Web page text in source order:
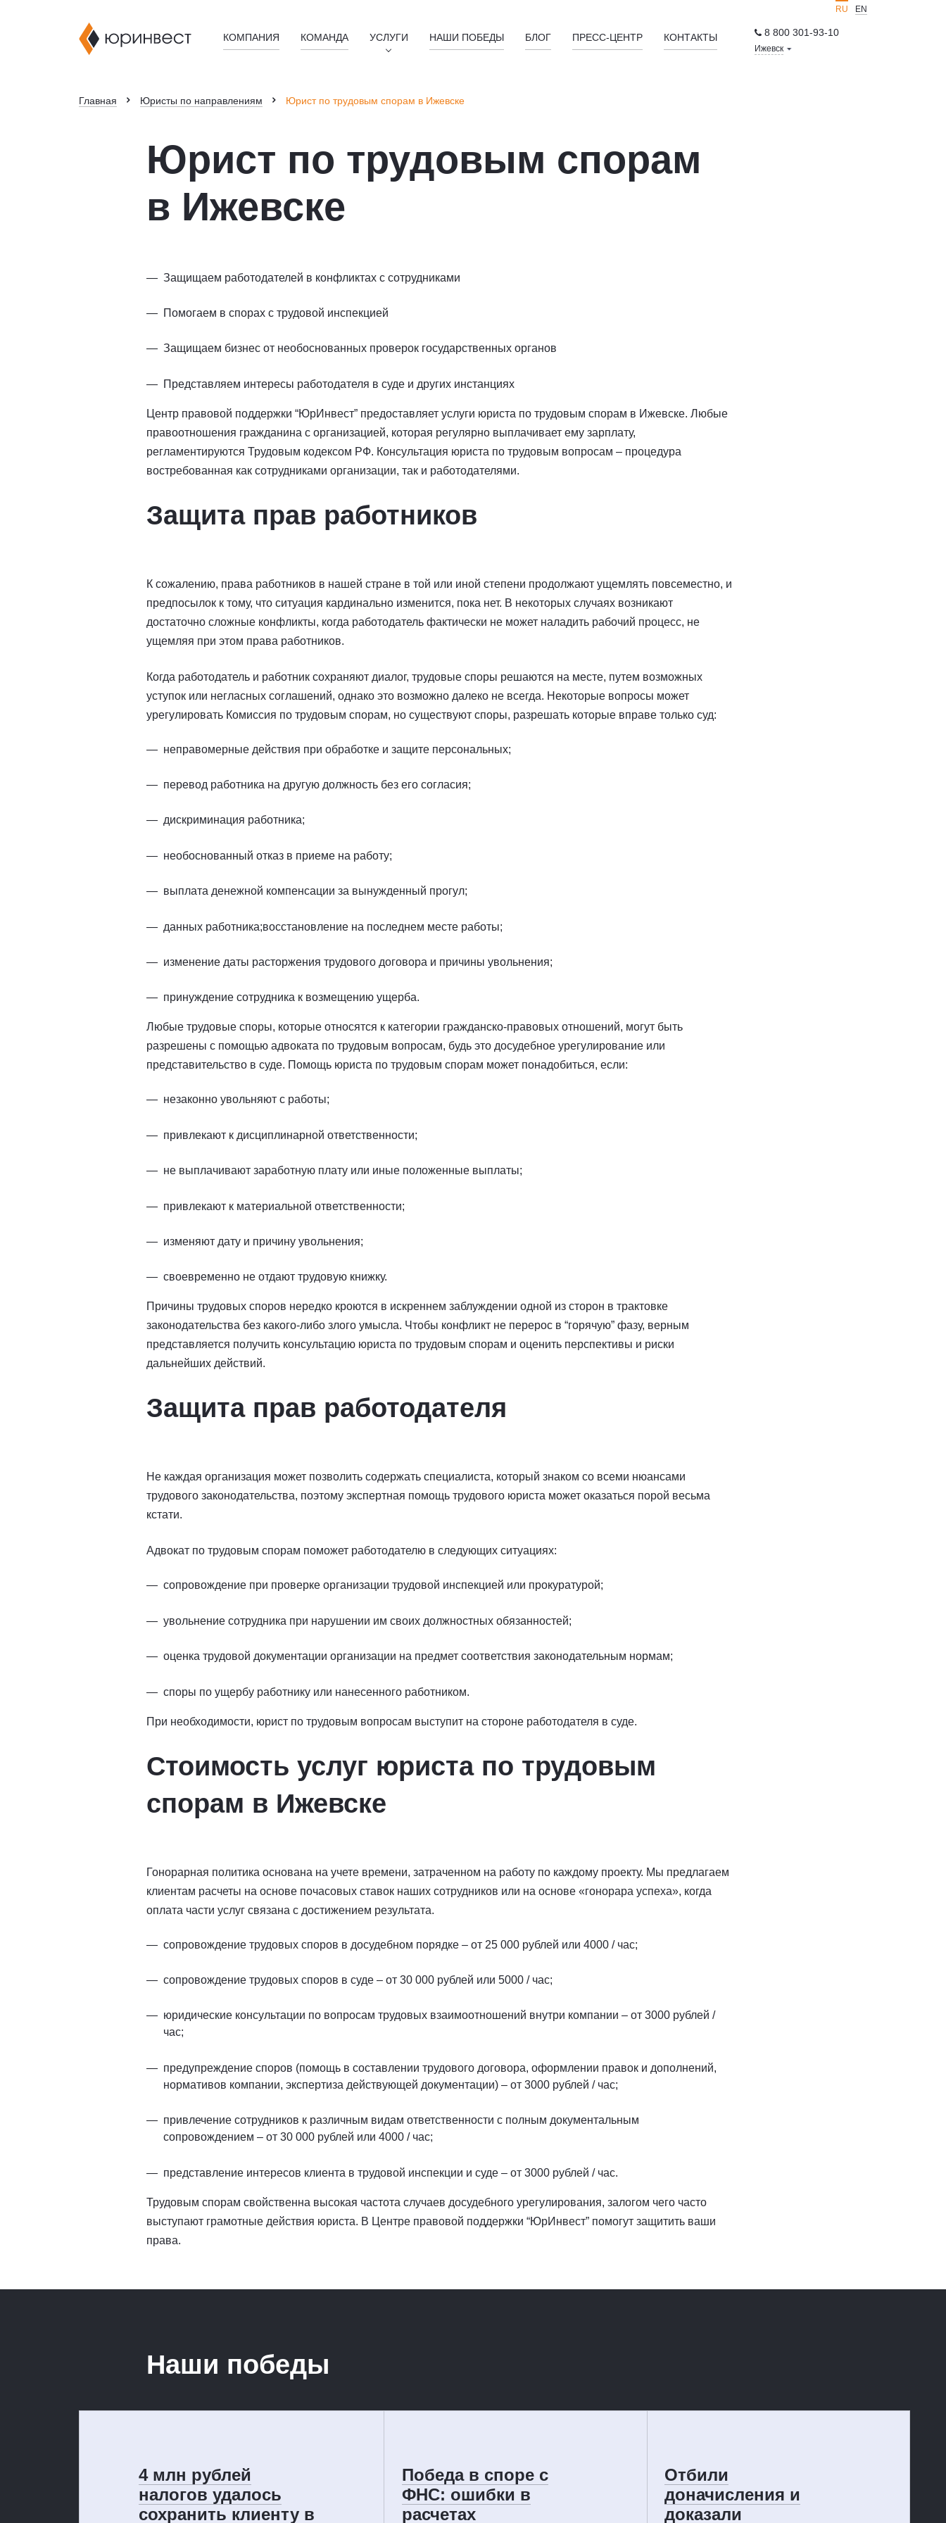
RU EN
КОМПАНИЯ КОМАНДА УСЛУГИ НАШИ ПОБЕДЫ БЛОГ ПРЕСС-ЦЕНТР КОНТАКТЫ 8 800 301-93-10
Ижевск
Главная Юристы по направлениям Юрист по трудовым спорам в Ижевске
Юрист по трудовым спорам
в Ижевске
Защищаем работодателей в конфликтах с сотрудниками
Помогаем в спорах с трудовой инспекцией
Защищаем бизнес от необоснованных проверок государственных органов
Представляем интересы работодателя в суде и других инстанциях
Центр правовой поддержки “ЮрИнвест” предоставляет услуги юриста по трудовым спорам в Ижевске. Любые
правоотношения гражданина с организацией, которая регулярно выплачивает ему зарплату,
регламентируются Трудовым кодексом РФ. Консультация юриста по трудовым вопросам – процедура
востребованная как сотрудниками организации, так и работодателями.
Защита прав работников
К сожалению, права работников в нашей стране в той или иной степени продолжают ущемлять повсеместно, и
предпосылок к тому, что ситуация кардинально изменится, пока нет. В некоторых случаях возникают
достаточно сложные конфликты, когда работодатель фактически не может наладить рабочий процесс, не
ущемляя при этом права работников.
Когда работодатель и работник сохраняют диалог, трудовые споры решаются на месте, путем возможных
уступок или негласных соглашений, однако это возможно далеко не всегда. Некоторые вопросы может
урегулировать Комиссия по трудовым спорам, но существуют споры, разрешать которые вправе только суд:
неправомерные действия при обработке и защите персональных;
перевод работника на другую должность без его согласия;
дискриминация работника;
необоснованный отказ в приеме на работу;
выплата денежной компенсации за вынужденный прогул;
данных работника;восстановление на последнем месте работы;
изменение даты расторжения трудового договора и причины увольнения;
принуждение сотрудника к возмещению ущерба.
Любые трудовые споры, которые относятся к категории гражданско-правовых отношений, могут быть
разрешены с помощью адвоката по трудовым вопросам, будь это досудебное урегулирование или
представительство в суде. Помощь юриста по трудовым спорам может понадобиться, если:
незаконно увольняют с работы;
привлекают к дисциплинарной ответственности;
не выплачивают заработную плату или иные положенные выплаты;
привлекают к материальной ответственности;
изменяют дату и причину увольнения;
своевременно не отдают трудовую книжку.
Причины трудовых споров нередко кроются в искреннем заблуждении одной из сторон в трактовке
законодательства без какого-либо злого умысла. Чтобы конфликт не перерос в “горячую” фазу, верным
представляется получить консультацию юриста по трудовым спорам и оценить перспективы и риски
дальнейших действий.
Защита прав работодателя
Не каждая организация может позволить содержать специалиста, который знаком со всеми нюансами
трудового законодательства, поэтому экспертная помощь трудового юриста может оказаться порой весьма
кстати.
Адвокат по трудовым спорам поможет работодателю в следующих ситуациях:
сопровождение при проверке организации трудовой инспекцией или прокуратурой;
увольнение сотрудника при нарушении им своих должностных обязанностей;
оценка трудовой документации организации на предмет соответствия законодательным нормам;
споры по ущербу работнику или нанесенного работником.
При необходимости, юрист по трудовым вопросам выступит на стороне работодателя в суде.
Стоимость услуг юриста по трудовым
спорам в Ижевске
Гонорарная политика основана на учете времени, затраченном на работу по каждому проекту. Мы предлагаем
клиентам расчеты на основе почасовых ставок наших сотрудников или на основе «гонорара успеха», когда
оплата части услуг связана с достижением результата.
сопровождение трудовых споров в досудебном порядке – от 25 000 рублей или 4000 / час;
сопровождение трудовых споров в суде – от 30 000 рублей или 5000 / час;
юридические консультации по вопросам трудовых взаимоотношений внутри компании – от 3000 рублей /
час;
предупреждение споров (помощь в составлении трудового договора, оформлении правок и дополнений,
нормативов компании, экспертиза действующей документации) – от 3000 рублей / час;
привлечение сотрудников к различным видам ответственности с полным документальным
сопровождением – от 30 000 рублей или 4000 / час;
представление интересов клиента в трудовой инспекции и суде – от 3000 рублей / час.
Трудовым спорам свойственна высокая частота случаев досудебного урегулирования, залогом чего часто
выступают грамотные действия юриста. В Центре правовой поддержки “ЮрИнвест” помогут защитить ваши
права.
Наши победы
4 млн рублей
налогов удалось
сохранить клиенту в
Победа в споре с
ФНС: ошибки в
расчетах
Отбили
доначисления и
доказали